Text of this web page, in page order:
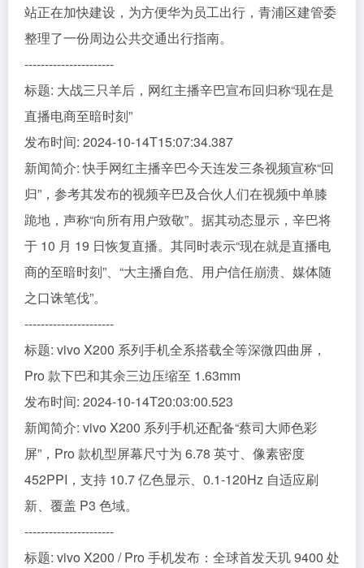
站正在加快建设，为方便华为员工出行，青浦区建管委
整理了一份周边公共交通出行指南。
----------------------
标题: 大战三只羊后，网红主播辛巴宣布回归称“现在是
直播电商至暗时刻”
发布时间: 2024-10-14T15:07:34.387
新闻简介: 快手网红主播辛巴今天连发三条视频宣称“回
归”，参考其发布的视频辛巴及合伙人们在视频中单膝
跪地，声称“向所有用户致敬”。据其动态显示，辛巴将
于 10 月 19 日恢复直播。其同时表示“现在就是直播电
商的至暗时刻”、“大主播自危、用户信任崩溃、媒体随
之口诛笔伐”。
----------------------
标题: vivo X200 系列手机全系搭载全等深微四曲屏，
Pro 款下巴和其余三边压缩至 1.63mm
发布时间: 2024-10-14T20:03:00.523
新闻简介: vivo X200 系列手机还配备“蔡司大师色彩
屏”，Pro 款机型屏幕尺寸为 6.78 英寸、像素密度
452PPI，支持 10.7 亿色显示、0.1-120Hz 自适应刷
新、覆盖 P3 色域。
----------------------
标题: vivo X200 / Pro 手机发布：全球首发天玑 9400 处